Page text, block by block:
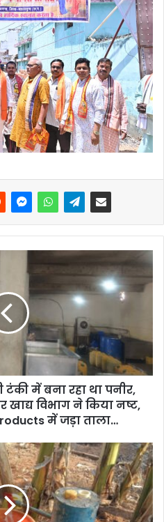
में बना रहा था पनीर,
विभाग ने किया नष्ट,
में जड़ा ताला…